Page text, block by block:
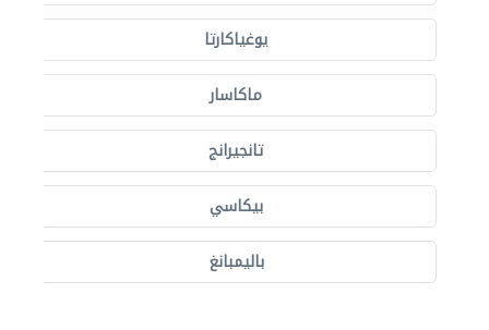
يوغياكارتا
ماكاسار
تانجيرانج
بيكاسي
باليمبانغ